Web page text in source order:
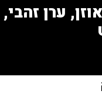
ערן זהבי,